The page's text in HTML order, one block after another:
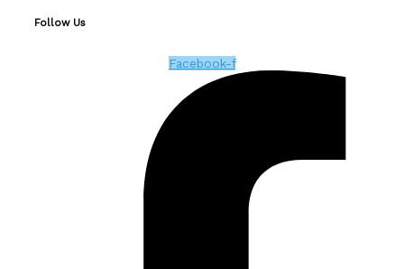
Follow Us
Facebook-f